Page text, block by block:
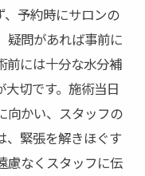
、予約時にサロンの
疑問があれば事前に
前には十分な水分補
切です。施術当日
向かい、スタッフの
、緊張を解きほぐす
慮なくスタッフに伝